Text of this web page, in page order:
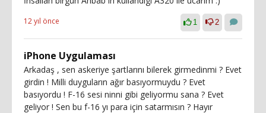
12 yıl önce 1 2
iPhone Uygulaması
Arkadaş , sen askeriye şartlarını bilerek girmedinmi ? Evet
girdin ! Milli duyguların ağır basıyormuydu ? Evet
basıyordu ! F-16 sesi ninni gibi geliyormu sana ? Evet
geliyor ! Sen bu f-16 yı para için satarmısın ? Hayır